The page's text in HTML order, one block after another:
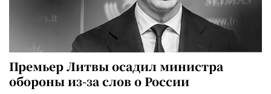
Премьер Литвы осадил министра
обороны из-за слов о России